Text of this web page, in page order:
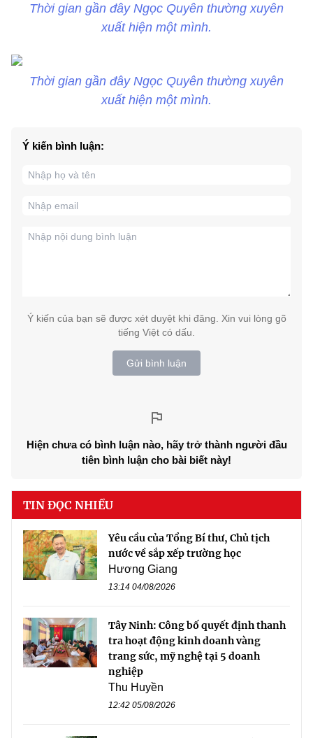
Thời gian gần đây Ngọc Quyên thường xuyên
xuất hiện một mình.
Thời gian gần đây Ngọc Quyên thường xuyên
xuất hiện một mình.
Ý kiến bình luận:
Ý kiến của bạn sẽ được xét duyệt khi đăng. Xin vui lòng gõ
tiếng Việt có dấu.
Gửi bình luận
Hiện chưa có bình luận nào, hãy trở thành người đầu
tiên bình luận cho bài biết này!
TIN ĐỌC NHIỀU
Yêu cầu của Tổng Bí thư, Chủ tịch
nước về sắp xếp trường học
Hương Giang
13:14 04/08/2026
Tây Ninh: Công bố quyết định thanh
tra hoạt động kinh doanh vàng
trang sức, mỹ nghệ tại 5 doanh
nghiệp
Thu Huyền
12:42 05/08/2026